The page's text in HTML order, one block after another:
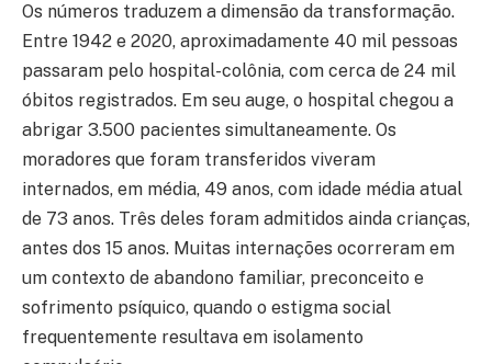
Os números traduzem a dimensão da transformação.
Entre 1942 e 2020, aproximadamente 40 mil pessoas
passaram pelo hospital-colônia, com cerca de 24 mil
óbitos registrados. Em seu auge, o hospital chegou a
abrigar 3.500 pacientes simultaneamente. Os
moradores que foram transferidos viveram
internados, em média, 49 anos, com idade média atual
de 73 anos. Três deles foram admitidos ainda crianças,
antes dos 15 anos. Muitas internações ocorreram em
um contexto de abandono familiar, preconceito e
sofrimento psíquico, quando o estigma social
frequentemente resultava em isolamento